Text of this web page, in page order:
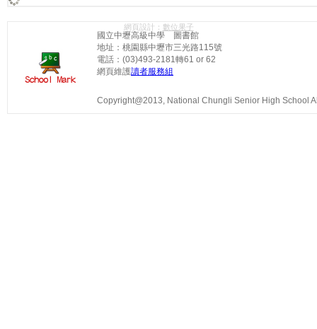
國立中壢高級中學 圖書館
地址：桃園縣中壢市三光路115號
電話：(03)493-2181轉61 or 62
網頁維護讀者服務組
Copyright@2013, National Chungli Senior High School
網頁設計： 數位果子